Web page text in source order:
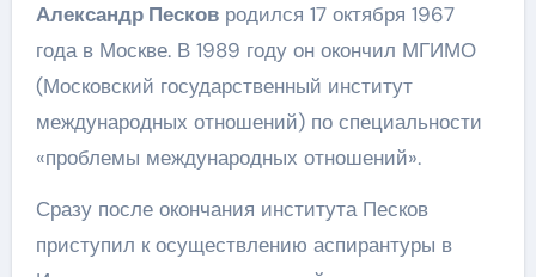
Александр Песковродился 17 октября 1967
года в Москве. В 1989 году он окончил МГИМО
(Московский государственный институт
международных отношений) по специальности
«проблемы международных отношений».
Сразу после окончания института Песков
приступил к осуществлению аспирантуры в